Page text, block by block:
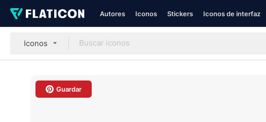
Autores Iconos Stickers Iconos de interfaz
Iconos
Guardar